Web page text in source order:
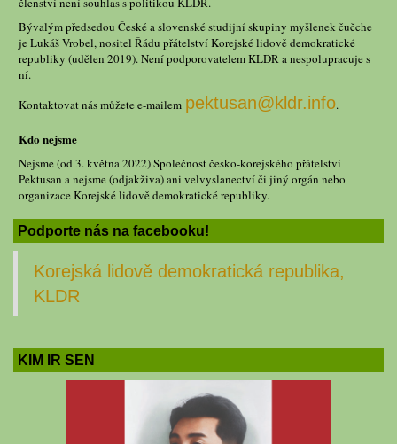
Bývalým předsedou České a slovenské studijní skupiny myšlenek čučche
je Lukáš Vrobel, nositel Řádu přátelství Korejské lidově demokratické
republiky (udělen 2019). Není podporovatelem KLDR a nespolupracuje s
ní.
Kontaktovat nás můžete e-mailem pektusan@kldr.info.
Kdo nejsme
Nejsme (od 3. května 2022) Společnost česko-korejského přátelství
Pektusan a nejsme (odjakživa) ani velvyslanectví či jiný orgán nebo
organizace Korejské lidově demokratické republiky.
Podporte nás na facebooku!
Korejská lidově demokratická republika,
KLDR
KIM IR SEN